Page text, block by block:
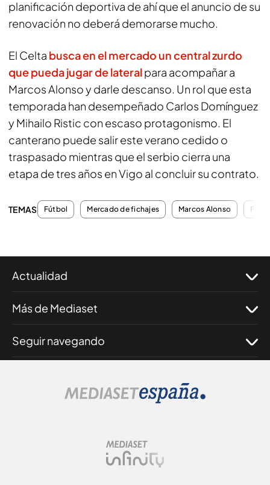
planificación deportiva de ahí que el anuncio de su
renovación no deberá demorarse mucho.
El Celta busca en el mercado un central zurdo
que pueda jugar de lateralpara acompañar a
Marcos Alonso y darle descanso. Un rol que esta
temporada han desempeñado Carlos Domínguez
y Mihailo Ristic con escaso protagonismo. El
canterano puede salir este verano cedido o
traspasado mientras que el serbio cierra una
etapa de tres años en Vigo al concluir su contrato.
TEMAS Fútbol Mercado de fichajes Marcos Alonso
Actualidad
Más de Mediaset
Seguir navegando